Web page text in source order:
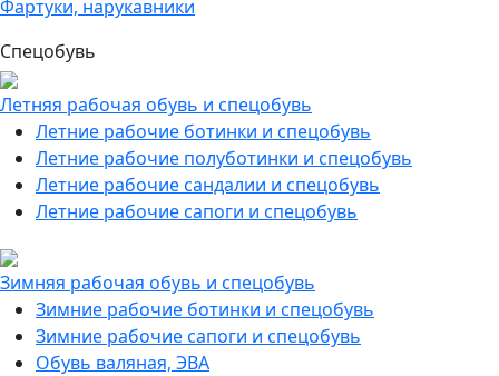
Фартуки, нарукавники
Спецобувь
Летняя рабочая обувь и спецобувь
Летние рабочие ботинки и спецобувь
Летние рабочие полуботинки и спецобувь
Летние рабочие сандалии и спецобувь
Летние рабочие сапоги и спецобувь
Зимняя рабочая обувь и спецобувь
Зимние рабочие ботинки и спецобувь
Зимние рабочие сапоги и спецобувь
Обувь валяная, ЭВА